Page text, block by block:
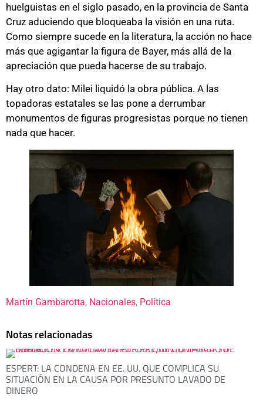
huelguistas en el siglo pasado, en la provincia de Santa
Cruz aduciendo que bloqueaba la visión en una ruta.
Como siempre sucede en la literatura, la acción no hace
más que agigantar la figura de Bayer, más allá de la
apreciación que pueda hacerse de su trabajo.
Hay otro dato: Milei liquidó la obra pública. A las
topadoras estatales se las pone a derrumbar
monumentos de figuras progresistas porque no tienen
nada que hacer.
Martín Gambarotta, Nacionales, Política
Notas relacionadas
ESPERT: LA CONDENA EN EE. UU. QUE COMPLICA SU
SITUACIÓN EN LA CAUSA POR PRESUNTO LAVADO DE
DINERO